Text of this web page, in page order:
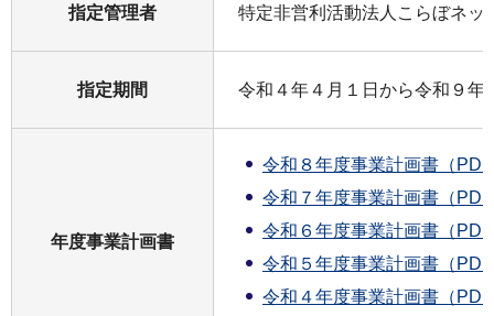
指定管理者 特定非営利活動法人こらぼネッ
指定期間 令和４年４月１日から令和９年
年度事業計画書
令和８年度事業計画書（
令和７年度事業計画書（
令和６年度事業計画書（
令和５年度事業計画書（
令和４年度事業計画書（